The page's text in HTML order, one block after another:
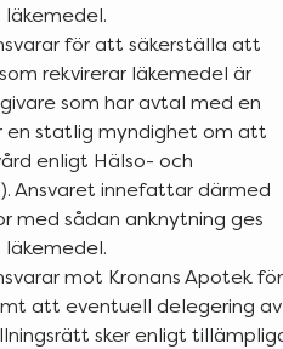
för att säkerställa att
rekvirerar läkemedel är
som har avtal med en
en statlig myndighet om att
enligt Hälso- och
Ansvaret innefattar därmed
med sådan anknytning ges
mot Kronans Apotek för
att eventuell delegering av
sker enligt